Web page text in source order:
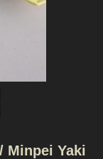
/ Minpei Yaki